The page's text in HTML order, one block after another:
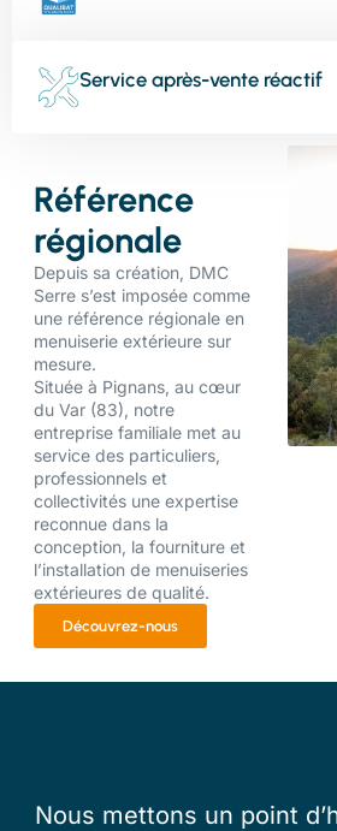
Service après-vente réactif
Référence
régionale
Depuis sa création, DMC
Serre s’est imposée comme
une référence régionale en
menuiserie extérieure sur
mesure.
Située à Pignans, au cœur
du Var (83), notre
entreprise familiale met au
service des particuliers,
professionnels et
collectivités une expertise
reconnue dans la
conception, la fourniture et
l’installation de menuiseries
extérieures de qualité.
Découvrez-nous
Nous mettons un point